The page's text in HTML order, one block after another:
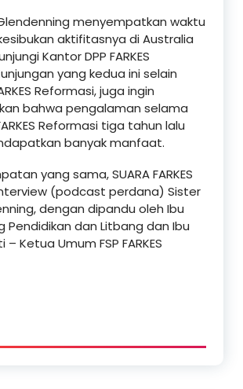
menyempatkan waktu
aktifitasnya di Australia
Kantor DPP FARKES
yang kedua ini selain
Reformasi, juga ingin
bahwa pengalaman selama
Reformasi tiga tahun lalu
banyak manfaat.
yang sama, SUARA FARKES
(podcast perdana) Sister
dengan dipandu oleh Ibu
Pendidikan dan Litbang dan Ibu
– Ketua Umum FSP FARKES